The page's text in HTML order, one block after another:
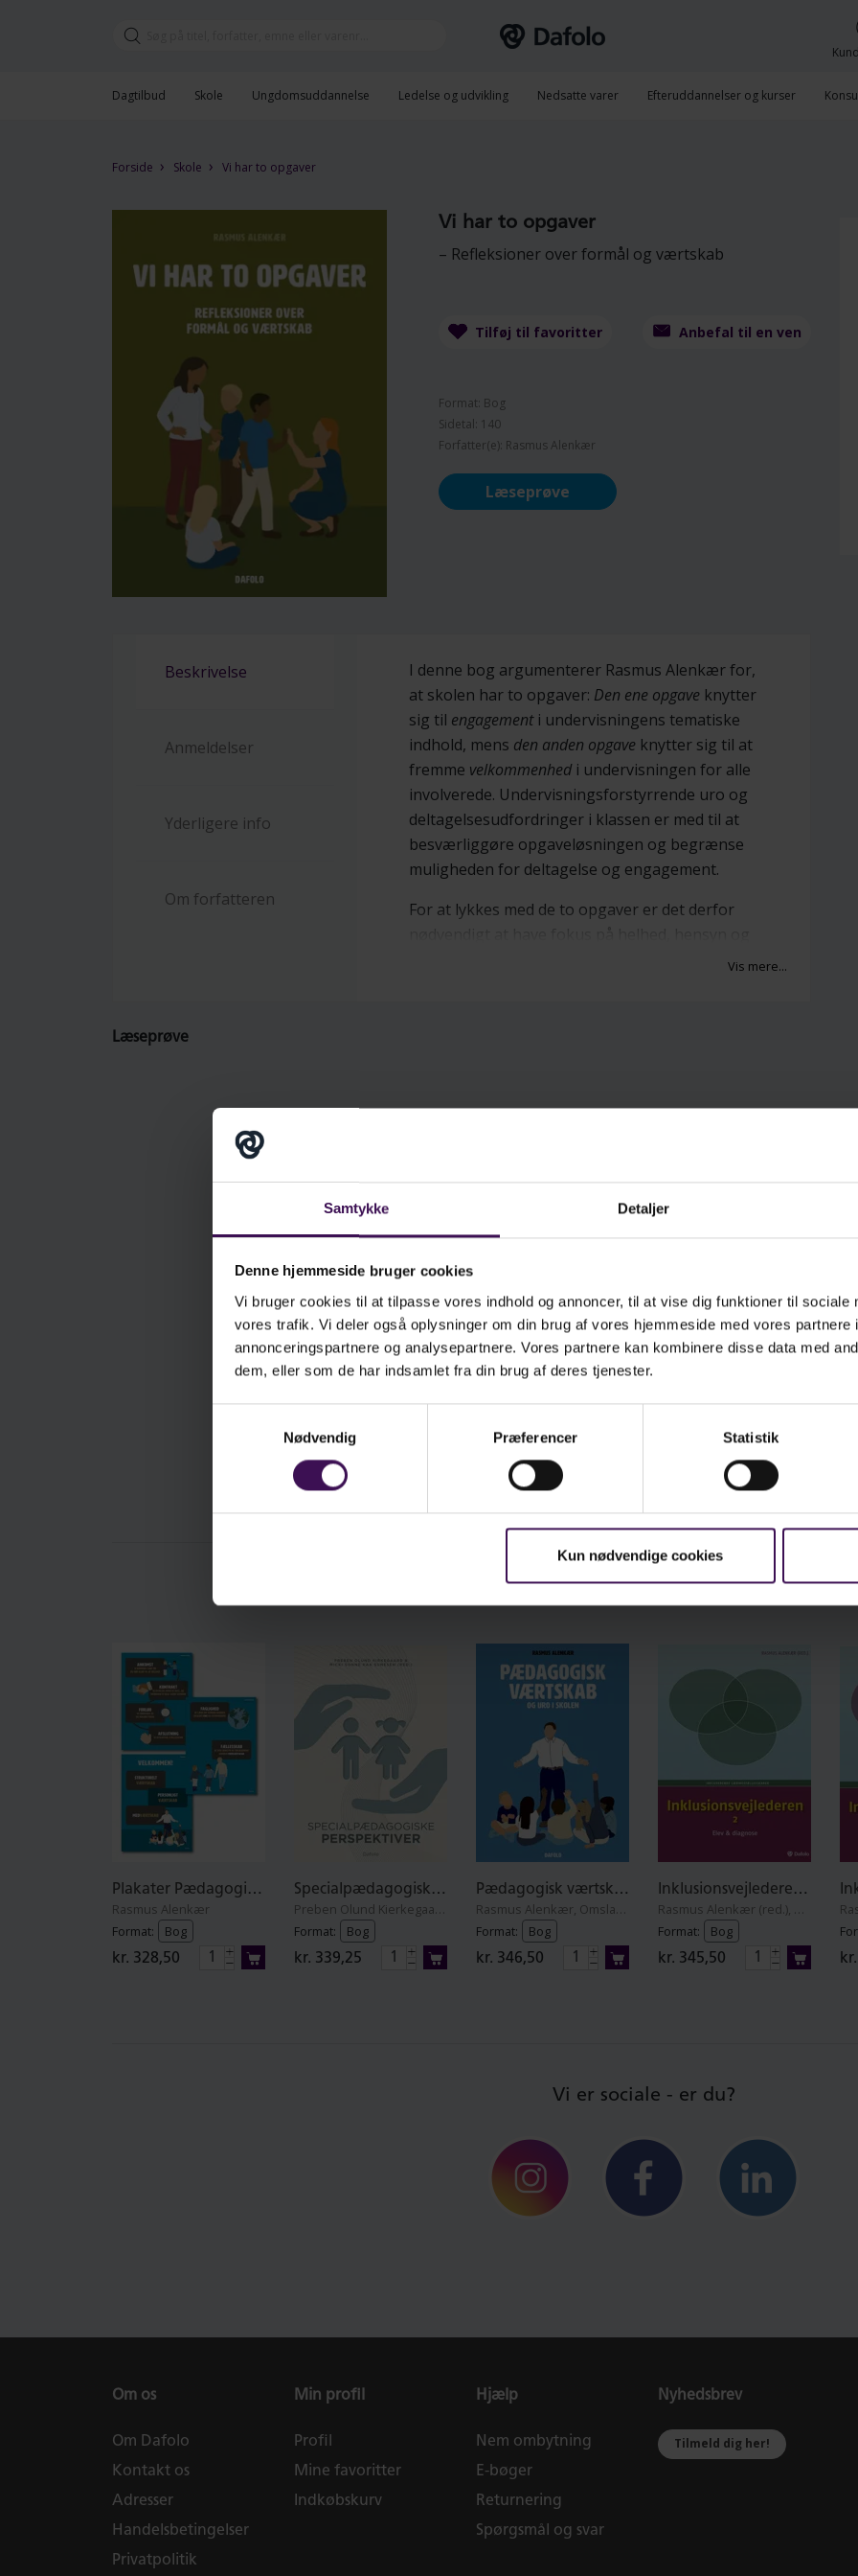
Samtykke Detaljer
Denne hjemmeside bruger cookies
Vi bruger cookies til at tilpasse vores indhold og annoncer, til at vise dig funktioner til sociale
vores trafik. Vi deler også oplysninger om din brug af vores hjemmeside med vores partnere
annonceringspartnere og analysepartnere. Vores partnere kan kombinere disse data med
dem, eller som de har indsamlet fra din brug af deres tjenester.
Nødvendig
Præferencer Statistik
Kun nødvendige cookies
Dagtilbud Skole Ungdomsuddannelse Ledelse og udvikling Nedsatte varer Efteruddannelser og kurser
Forside › Skole › Vi har to opgaver
Vi har to opgaver
– Refleksioner over formål og værtskab
Tilføj til favoritter Anbefal til en ven
Format: Bog
Sidetal: 140
Forfatter(e): Rasmus Alenkær
Læseprøve
Beskrivelse
Anmeldelser
Yderligere info
Om forfatteren
I denne bog argumenterer Rasmus Alenkær for,
at skolen har to opgaver: Den ene opgave knytter
sig til engagementi undervisningens tematiske
indhold, mens den anden opgave knytter sig til at
fremme velkommenhed i undervisningen for alle
involverede. Undervisningsforstyrrende uro og
deltagelsesudfordringer i klassen er med til at
besværliggøre opgaveløsningen og begrænse
muligheden for deltagelse og engagement.
For at lykkes med de to opgaver er det derfor
plads til alle.
ungdomsuddannelserne og på specialområdet.
Vis mere...
Læseprøve
Se læseprøven i fuld skærm
Plakater Pædagogisk værtskab og uro i skolen
Rasmus Alenkær
Format:
Bog
kr. 328,50
Specialpædagogiske perspektiver
Format:
Bog
kr. 339,25
Pædagogisk værtskab og uro i skolen
Format:
Bog
kr. 346,50
Inklusionsvejlederen. Del 2
Format:
Bog
kr. 345,50
Vi er sociale - er du?
Om os
Om Dafolo
Kontakt os
Adresser
Handelsbetingelser
Privatpolitik
Min profil
Profil
Mine favoritter
Indkøbskurv
Hjælp
Nem ombytning
E-bøger
Returnering
Spørgsmål og svar
Nyhedsbrev
Tilmeld dig her!